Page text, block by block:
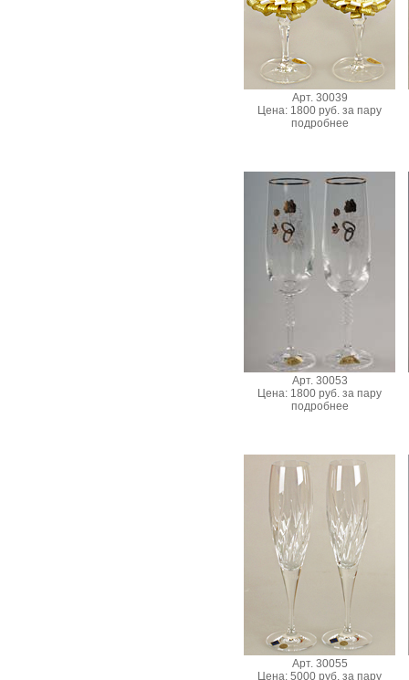
Арт. 30039
Цена: 1800 руб. за пару
подробнее
Арт. 30053
Цена: 1800 руб. за пару
подробнее
Арт. 30055
Цена: 5000 руб. за пару